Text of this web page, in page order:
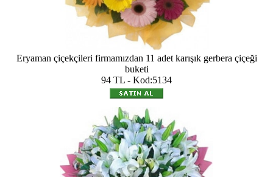
Eryaman çiçekçileri firmamızdan 11 adet karışık gerbera çiçeği
buketi
94 TL - Kod:5134